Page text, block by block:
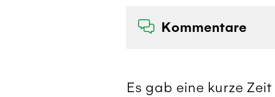
Kommentare
Es gab eine kurze